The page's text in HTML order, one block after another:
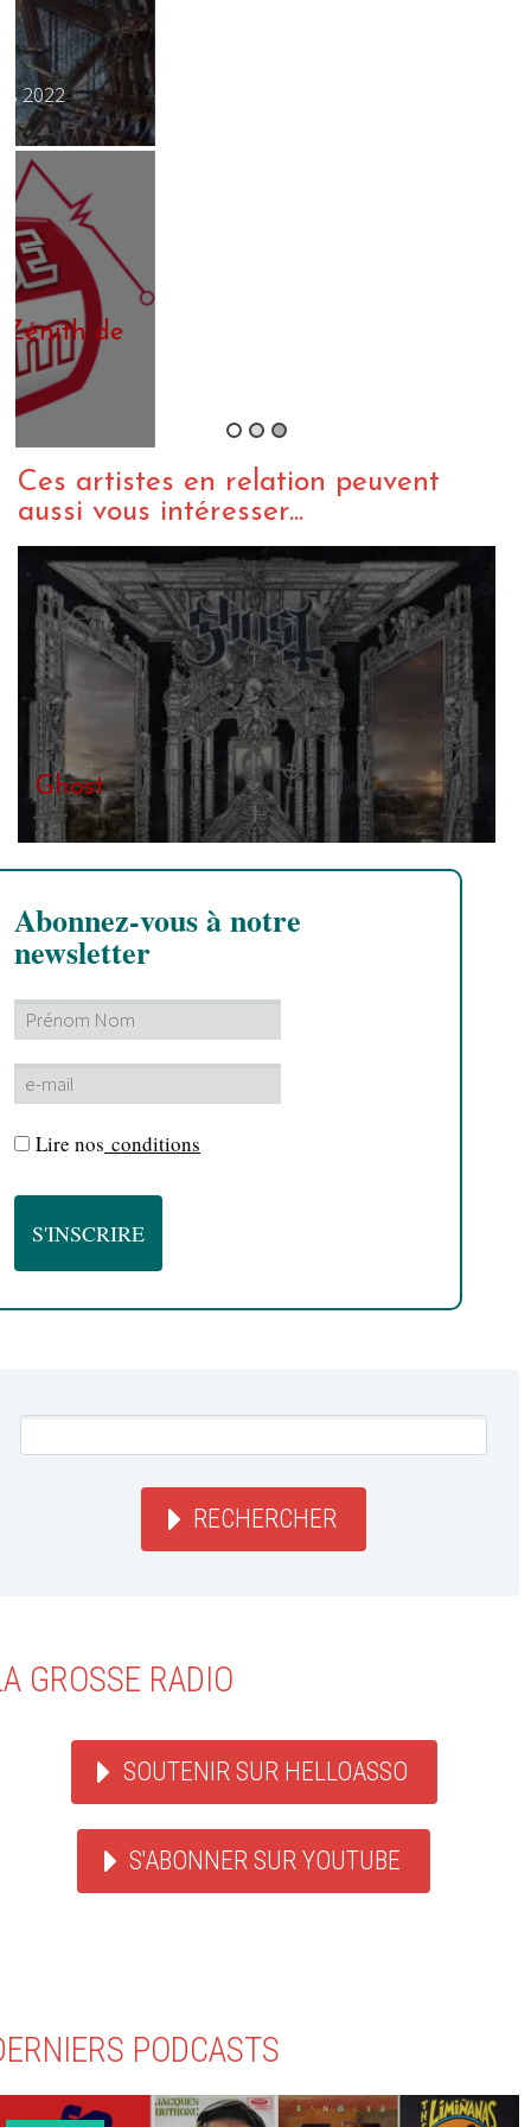
Ces artistes en relation peuvent
aussi vous intéresser...
Ghost
Abonnez-vous à notre
newsletter
Lire nos conditions
RECHERCHER
GROSSE RADIO
SOUTENIR SUR HELLOASSO
S'ABONNER SUR YOUTUBE
PODCASTS